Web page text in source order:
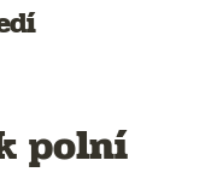
polní